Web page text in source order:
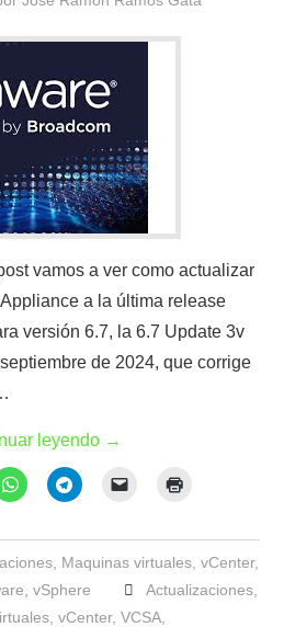
vamos a ver como actualizar
a la última release
versión 6.7, la 6.7 Update 3v
de 2024, que corrige
leyendo →
, Maquinas virtuales, vCenter,
,vSphere Actualizaciones,
,vCenter,VCSA